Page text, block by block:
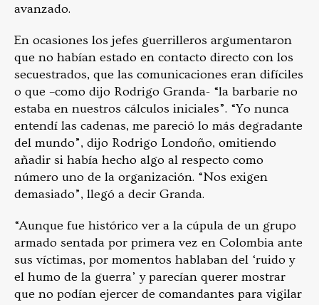
avanzado.
En ocasiones los jefes guerrilleros argumentaron
que no habían estado en contacto directo con los
secuestrados, que las comunicaciones eran difíciles
o que –como dijo Rodrigo Granda- “la barbarie no
estaba en nuestros cálculos iniciales”. “Yo nunca
entendí las cadenas, me pareció lo más degradante
del mundo”, dijo Rodrigo Londoño, omitiendo
añadir si había hecho algo al respecto como
número uno de la organización. “Nos exigen
demasiado”, llegó a decir Granda.
“Aunque fue histórico ver a la cúpula de un grupo
armado sentada por primera vez en Colombia ante
sus víctimas, por momentos hablaban del ‘ruido y
el humo de la guerra’ y parecían querer mostrar
que no podían ejercer de comandantes para vigilar